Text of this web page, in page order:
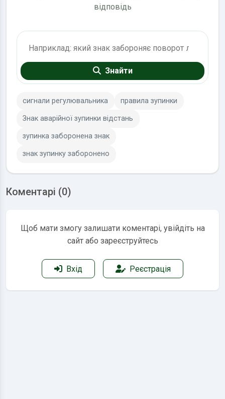
відповідь
Знайти
сигнали регулювальника правила зупинки
Знак аварійної зупинки відстань
зупинка заборонена знак
знак зупинку заборонено
Коментарі (0)
Щоб мати змогу залишати коментарі, увійдіть на
сайт або зареєструйтесь
Вхід Реєстрація